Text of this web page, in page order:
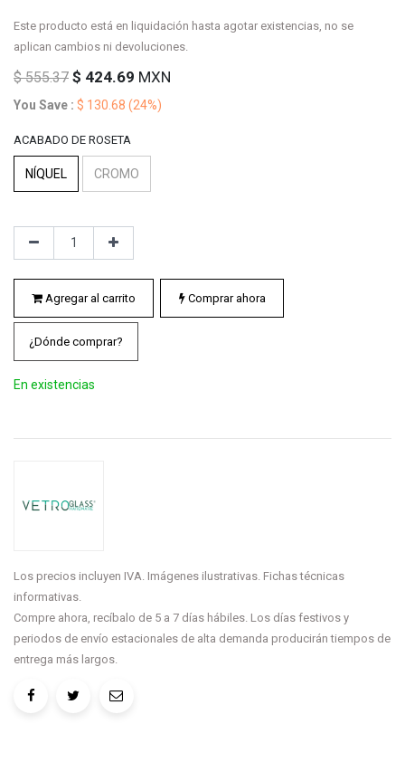
Este producto está en liquidación hasta agotar existencias, no se
aplican cambios ni devoluciones.
$555.37 $ 424.69 MXN
You Save : $ 130.68 (24%)
ACABADO DE ROSETA
NÍQUEL CROMO
Agregar al carrito Comprar ahora
¿Dónde comprar?
En existencias
Los precios incluyen IVA. Imágenes ilustrativas. Fichas técnicas
informativas.
Compre ahora, recíbalo de 5 a 7 días hábiles. Los días festivos y
periodos de envío estacionales de alta demanda producirán tiempos de
entrega más largos.